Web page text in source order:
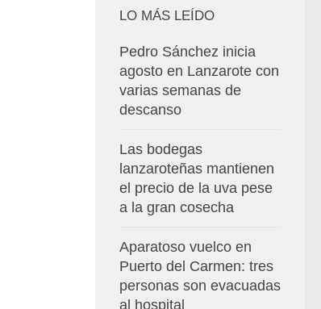
LO MÁS LEÍDO
Pedro Sánchez inicia
agosto en Lanzarote con
varias semanas de
descanso
Las bodegas
lanzaroteñas mantienen
el precio de la uva pese
a la gran cosecha
Aparatoso vuelco en
Puerto del Carmen: tres
personas son evacuadas
al hospital